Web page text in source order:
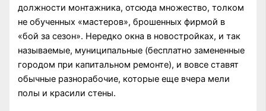
должности монтажника, отсюда множество, толком
не обученных «мастеров», брошенных фирмой в
«бой за сезон». Нередко окна в новостройках, и так
называемые, муниципальные (бесплатно замененные
городом при капитальном ремонте), и вовсе ставят
обычные разнорабочие, которые еще вчера мели
полы и красили стены.